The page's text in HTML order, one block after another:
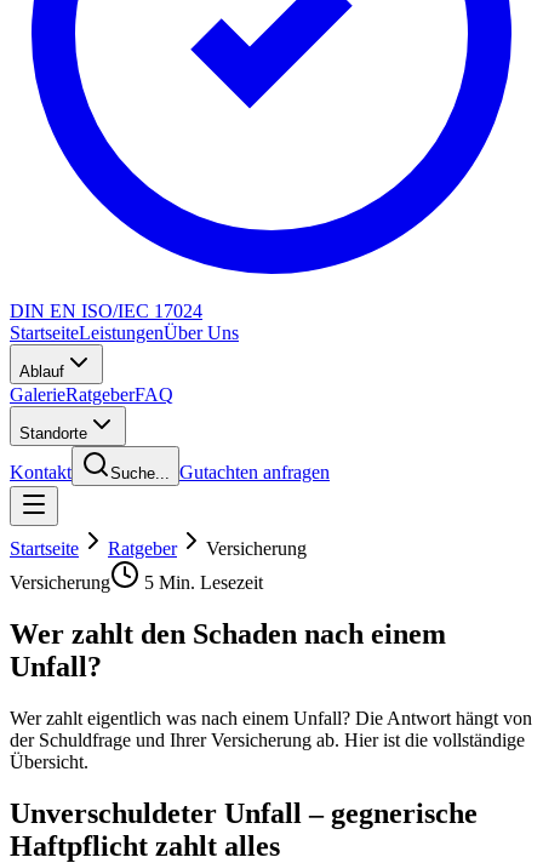
DIN EN ISO/IEC 17024
StartseiteLeistungenÜber Uns
Ablauf
GalerieRatgeberFAQ
Standorte
Kontakt Suche... Gutachten anfragen
Startseite Ratgeber
Versicherung
Versicherung
5 Min. Lesezeit
Wer zahlt den Schaden nach einem
Unfall?
Wer zahlt eigentlich was nach einem Unfall? Die Antwort hängt von
der Schuldfrage und Ihrer Versicherung ab. Hier ist die vollständige
Übersicht.
Unverschuldeter Unfall – gegnerische
Haftpflicht zahlt alles